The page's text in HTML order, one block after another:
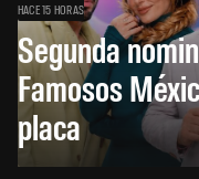
HACE 15 HORAS
Segunda
Famosos
placa